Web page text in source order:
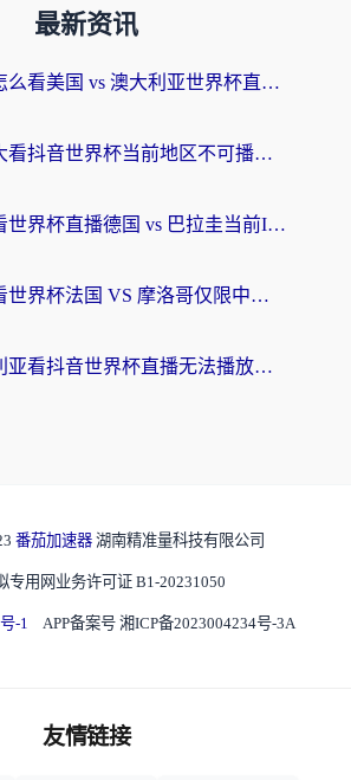
最新资讯
在国外怎么看美国 vs 澳大利亚世界杯直播？海外党必藏的中文解说观赛指南
在加拿大看抖音世界杯当前地区不可播放？海外党体育观赛终极指南
在海外看世界杯直播德国 vs 巴拉圭当前IP受限制？这篇指南帮你轻松解决地区限制
在国外看世界杯法国 VS 摩洛哥仅限中国大陆？别让地域限制拦下你的欢呼
在澳大利亚看抖音世界杯直播无法播放？海外党体育观赛终极指南来了！
番茄加速器 湖南精准量科技有限公司
专用网业务许可证 B1-20231050
-1 APP备案号 湘ICP备2023004234号-3A
友情链接